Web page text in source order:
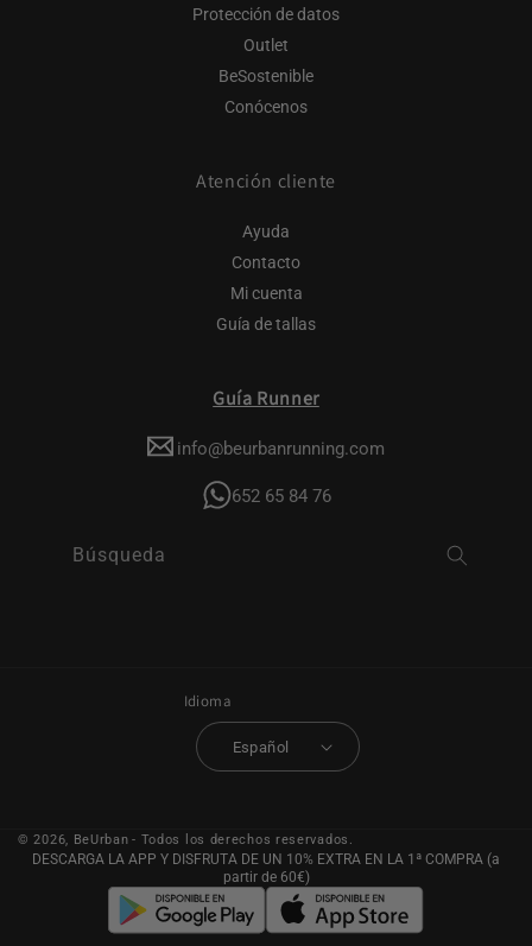
Protección de datos
Outlet
BeSostenible
Conócenos
Atención cliente
Ayuda
Contacto
Mi cuenta
Guía de tallas
Guía Runner
info@beurbanrunning.com
652 65 84 76
Búsqueda
Idioma
Español
© 2026, BeUrban - Todos los derechos reservados.
DESCARGA LA APP Y DISFRUTA DE UN 10% EXTRA EN LA 1ª COMPRA (a
partir de 60€)